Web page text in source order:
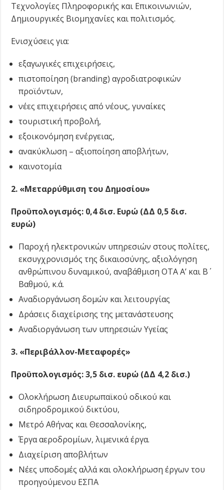
Τεχνολογίες Πληροφορικής και Επικοινωνιών,
Δημιουργικές Βιομηχανίες και πολιτισμός.
Ενισχύσεις για:
εξαγωγικές επιχειρήσεις,
πιστοποίηση (branding) αγροδιατροφικών
προϊόντων,
νέες επιχειρήσεις από νέους, γυναίκες
τουριστική προβολή,
εξοικονόμηση ενέργειας,
ανακύκλωση – αξιοποίηση αποβλήτων,
καινοτομία
2. «Μεταρρύθμιση του Δημοσίου»
Προϋπολογισμός: 0,4 δισ. Ευρώ (ΔΔ 0,5 δισ.
ευρώ)
Παροχή ηλεκτρονικών υπηρεσιών στους πολίτες,
εκσυγχρονισμός της δικαιοσύνης, αξιολόγηση
ανθρώπινου δυναμικού, αναβάθμιση ΟΤΑ Α’ και Β΄
Βαθμού, κ.ά.
Αναδιοργάνωση δομών και λειτουργίας
Δράσεις διαχείρισης της μετανάστευσης
Αναδιοργάνωση των υπηρεσιών Υγείας
3. «Περιβάλλον-Μεταφορές»
Προϋπολογισμός: 3,5 δισ. ευρώ (ΔΔ 4,2 δισ.)
Ολοκλήρωση Διευρωπαϊκού οδικού και
σιδηροδρομικού δικτύου,
Μετρό Αθήνας και Θεσσαλονίκης,
Έργα αεροδρομίων, λιμενικά έργα.
Διαχείριση αποβλήτων
Νέες υποδομές αλλά και ολοκλήρωση έργων του
προηγούμενου ΕΣΠΑ